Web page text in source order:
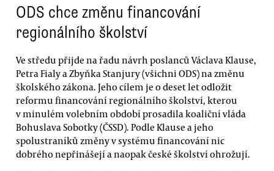
ODS chce změnu financování
regionálního školství
Ve středu přijde na řadu návrh poslanců Václava Klause,
Petra Fialy a Zbyňka Stanjury (všichni ODS) na změnu
školského zákona. Jeho cílem je o deset let odložit
reformu financování regionálního školství, kterou
v minulém volebním období prosadila koaliční vláda
Bohuslava Sobotky (ČSSD). Podle Klause a jeho
spolustraníků změny v systému financování nic
dobrého nepřinášejí a naopak české školství ohrožují.